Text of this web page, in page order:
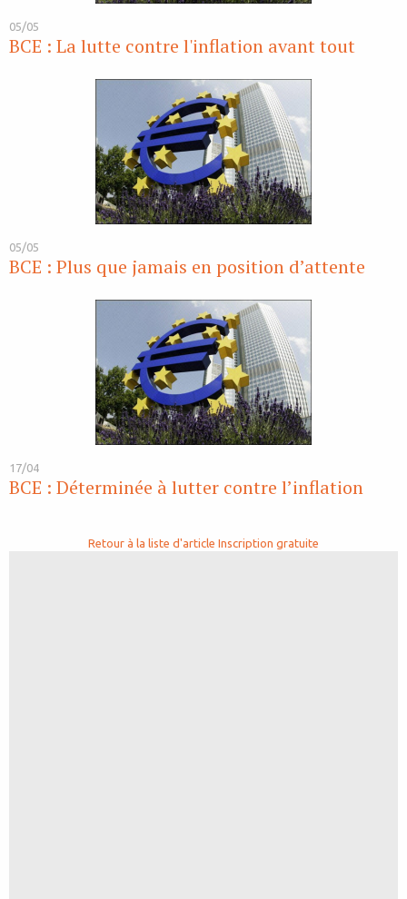
05/05
BCE : La lutte contre l'inflation avant tout
05/05
BCE : Plus que jamais en position d’attente
17/04
BCE : Déterminée à lutter contre l’inflation
Retour à la liste d'article Inscription gratuite